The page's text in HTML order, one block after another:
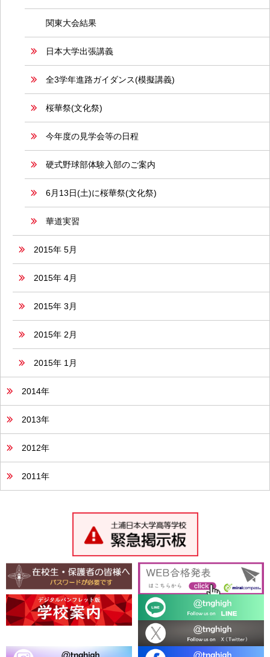
関東大会結果
日本大学出張講義
全3学年進路ガイダンス(模擬講義)
桜華祭(文化祭)
今年度の見学会等の日程
硬式野球部体験入部のご案内
6月13日(土)に桜華祭(文化祭)
華道実習
2015年 5月
2015年 4月
2015年 3月
2015年 2月
2015年 1月
2014年
2013年
2012年
2011年